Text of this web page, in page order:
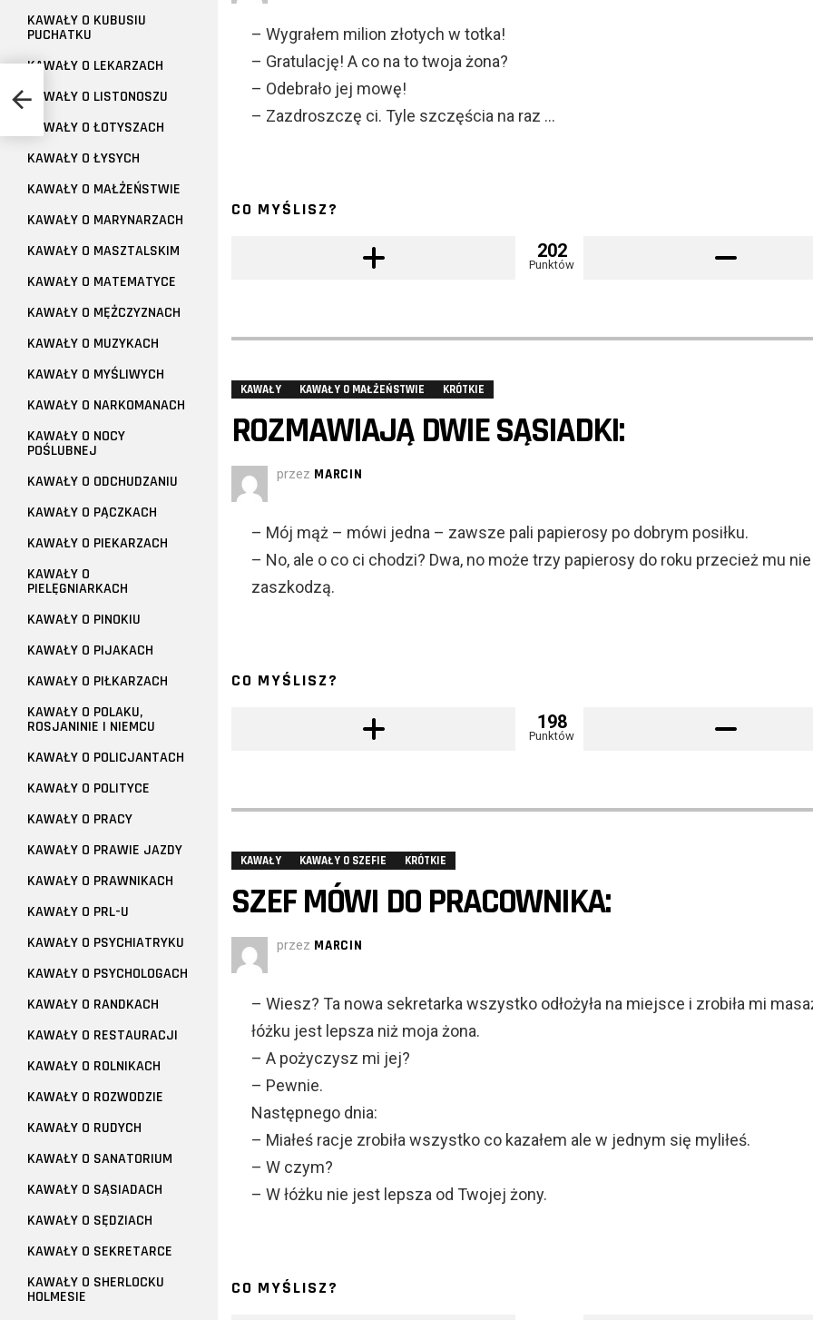
– Wygrałem milion złotych w totka!
– Gratulację! A co na to twoja żona?
– Odebrało jej mowę!
– Zazdroszczę ci. Tyle szczęścia na raz …
CO MYŚLISZ?
202
Punktów
KAWAŁY KAWAŁY O MAŁŻEŃSTWIE KRÓTKIE
ROZMAWIAJĄ DWIE SĄSIADKI:
przez MARCIN
– Mój mąż – mówi jedna – zawsze pali papierosy po dobrym posiłku.
– No, ale o co ci chodzi? Dwa, no może trzy papierosy do roku przecież mu nie
zaszkodzą.
CO MYŚLISZ?
198
Punktów
KAWAŁY KAWAŁY O SZEFIE KRÓTKIE
SZEF MÓWI DO PRACOWNIKA:
przez MARCIN
– Wiesz? Ta nowa sekretarka wszystko odłożyła na miejsce i zrobiła mi
łóżku jest lepsza niż moja żona.
– A pożyczysz mi jej?
– Pewnie.
Następnego dnia:
– Miałeś racje zrobiła wszystko co kazałem ale w jednym się myliłeś.
– W czym?
– W łóżku nie jest lepsza od Twojej żony.
CO MYŚLISZ?
KAWAŁY O KUBUSIU
PUCHATKU
KAWAŁY O LEKARZACH
KAWAŁY O LISTONOSZU
KAWAŁY O ŁOTYSZACH
KAWAŁY O ŁYSYCH
KAWAŁY O MAŁŻEŃSTWIE
KAWAŁY O MARYNARZACH
KAWAŁY O MASZTALSKIM
KAWAŁY O MATEMATYCE
KAWAŁY O MĘŻCZYZNACH
KAWAŁY O MUZYKACH
KAWAŁY O MYŚLIWYCH
KAWAŁY O NARKOMANACH
KAWAŁY O NOCY
POŚLUBNEJ
KAWAŁY O ODCHUDZANIU
KAWAŁY O PĄCZKACH
KAWAŁY O PIEKARZACH
KAWAŁY O
PIELĘGNIARKACH
KAWAŁY O PINOKIU
KAWAŁY O PIJAKACH
KAWAŁY O PIŁKARZACH
KAWAŁY O POLAKU,
ROSJANINIE I NIEMCU
KAWAŁY O POLICJANTACH
KAWAŁY O POLITYCE
KAWAŁY O PRACY
KAWAŁY O PRAWIE JAZDY
KAWAŁY O PRAWNIKACH
KAWAŁY O PRL-U
KAWAŁY O PSYCHIATRYKU
KAWAŁY O PSYCHOLOGACH
KAWAŁY O RANDKACH
KAWAŁY O RESTAURACJI
KAWAŁY O ROLNIKACH
KAWAŁY O ROZWODZIE
KAWAŁY O RUDYCH
KAWAŁY O SANATORIUM
KAWAŁY O SĄSIADACH
KAWAŁY O SĘDZIACH
KAWAŁY O SEKRETARCE
KAWAŁY O SHERLOCKU
HOLMESIE